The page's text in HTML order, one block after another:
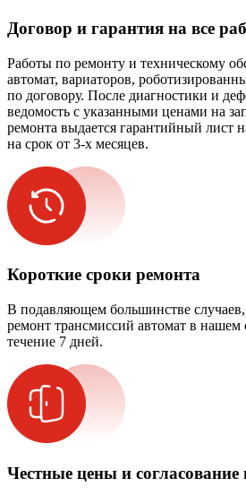
Договор и гарантия на все
Работы по ремонту и техническому
автомат, вариаторов,
по договору. После диагностики и
ведомость с указанными ценами на
ремонта выдается гарантийный лист
на срок от 3-х месяцев.
Короткие сроки ремонта
В подавляющем большинстве
ремонт трансмиссий автомат в нашем
течение 7 дней.
Честные цены и